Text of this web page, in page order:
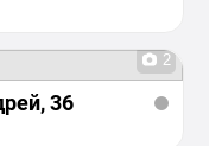
2
, 36